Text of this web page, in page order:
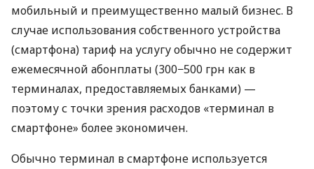
мобильный и преимущественно малый бизнес. В
случае использования собственного устройства
(смартфона) тариф на услугу обычно не содержит
ежемесячной абонплаты (300−500 грн как в
терминалах, предоставляемых банками) —
поэтому с точки зрения расходов «терминал в
смартфоне» более экономичен.
Обычно терминал в смартфоне используется